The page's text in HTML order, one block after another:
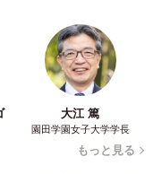
大江 篤
園田学園女子大学学長
もっと見る